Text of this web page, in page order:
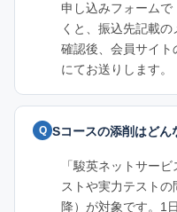
申し込みフォーム
くと、振込先記載
確認後、会員サイ
にてお送りします。
Sコースの添削はどん
「駿英ネットサー
ストや実力テスト
降）が対象です。1